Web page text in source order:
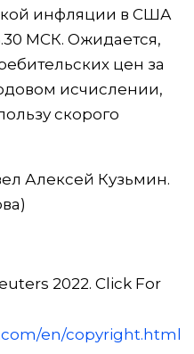
инфляции в США
МСК. Ожидается,
цен за
исчислении,
скорого
Алексей Кузьмин.
2022. Click For
en/copyright.html